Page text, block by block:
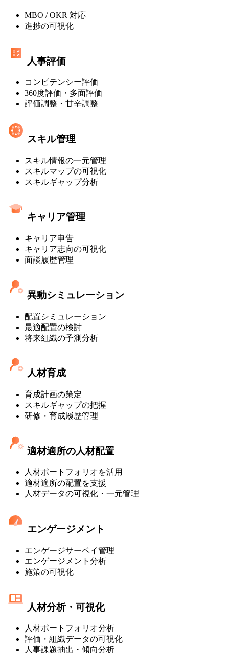
ン
プ
レ
ス]
MBO / OKR 対応
進捗の可視化
人事評価
コンピテンシー評価
360度評価・多面評価
評価調整・甘辛調整
スキル管理
スキル情報の一元管理
スキルマップの可視化
スキルギャップ分析
キャリア管理
キャリア申告
キャリア志向の可視化
面談履歴管理
異動シミュレーション
配置シミュレーション
最適配置の検討
将来組織の予測分析
人材育成
育成計画の策定
スキルギャップの把握
研修・育成履歴管理
適材適所の人材配置
人材ポートフォリオを活用
適材適所の配置を支援
人材データの可視化・一元管理
エンゲージメント
エンゲージサーベイ管理
エンゲージメント分析
施策の可視化
人材分析・可視化
人材ポートフォリオ分析
評価・組織データの可視化
人事課題抽出・傾向分析